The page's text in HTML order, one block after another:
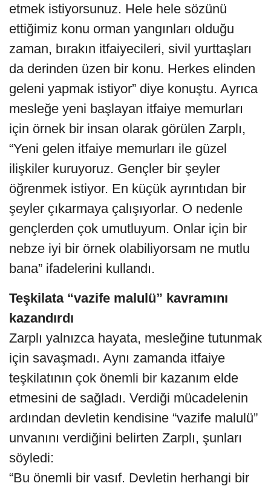
etmek istiyorsunuz. Hele hele sözünü
ettiğimiz konu orman yangınları olduğu
zaman, bırakın itfaiyecileri, sivil yurttaşları
da derinden üzen bir konu. Herkes elinden
geleni yapmak istiyor” diye konuştu. Ayrıca
mesleğe yeni başlayan itfaiye memurları
için örnek bir insan olarak görülen Zarplı,
“Yeni gelen itfaiye memurları ile güzel
ilişkiler kuruyoruz. Gençler bir şeyler
öğrenmek istiyor. En küçük ayrıntıdan bir
şeyler çıkarmaya çalışıyorlar. O nedenle
gençlerden çok umutluyum. Onlar için bir
nebze iyi bir örnek olabiliyorsam ne mutlu
bana” ifadelerini kullandı.
Teşkilata “vazife malulü” kavramını
kazandırdı
Zarplı yalnızca hayata, mesleğine tutunmak
için savaşmadı. Aynı zamanda itfaiye
teşkilatının çok önemli bir kazanım elde
etmesini de sağladı. Verdiği mücadelenin
ardından devletin kendisine “vazife malulü”
unvanını verdiğini belirten Zarplı, şunları
söyledi:
“Bu önemli bir vasıf. Devletin herhangi bir